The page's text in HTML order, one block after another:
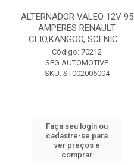
ALTERNADOR VALEO 12V 95
AMPERES RENAULT
CLIO,KANGOO, SCENIC ...
Código: 70212
SEG AUTOMOTIVE
SKU: ST002006004
Faça seu login ou
cadastre-se para
ver preços e
comprar